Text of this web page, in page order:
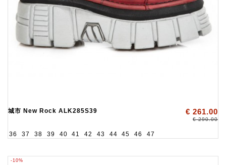
城市 New Rock ALK285S39 € 261.00
€ 290.00
36 37 38 39 40 41 42 43 44 45 46 47
-10%